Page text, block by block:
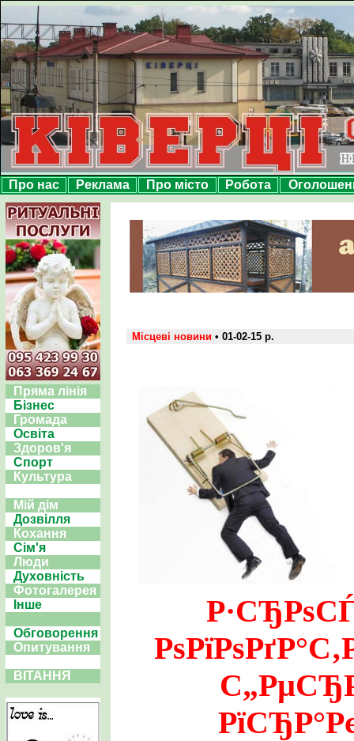
Про нас Реклама Про місто Робота
Пряма лінія
Бізнес
Громада
Освіта
Здоров'я
Спорт
Культура
Мій дім
Дозвілля
Кохання
Сім'я
Люди
Духовність
Фотогалерея
Інше
Обговорення
Опитування
ВІТАННЯ
Місцеві новини • 01-02-15 р.